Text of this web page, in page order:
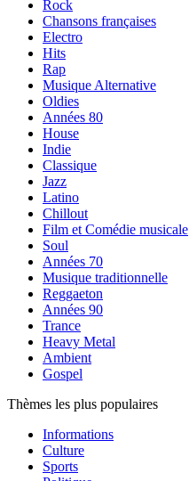
Rock
Chansons françaises
Electro
Hits
Rap
Musique Alternative
Oldies
Années 80
House
Indie
Classique
Jazz
Latino
Chillout
Film et Comédie musicale
Soul
Années 70
Musique traditionnelle
Reggaeton
Années 90
Trance
Heavy Metal
Ambient
Gospel
Thèmes les plus populaires
Informations
Culture
Sports